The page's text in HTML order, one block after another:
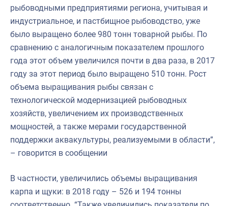
рыбоводными предприятиями региона, учитывая и
индустриальное, и пастбищное рыбоводство, уже
было выращено более 980 тонн товарной рыбы. По
сравнению с аналогичным показателем прошлого
года этот объем увеличился почти в два раза, в 2017
году за этот период было выращено 510 тонн. Рост
объема выращивания рыбы связан с
технологической модернизацией рыбоводных
хозяйств, увеличением их производственных
мощностей, а также мерами государственной
поддержки аквакультуры, реализуемыми в области”,
– говорится в сообщении
В частности, увеличились объемы выращивания
карпа и щуки: в 2018 году – 526 и 194 тонны